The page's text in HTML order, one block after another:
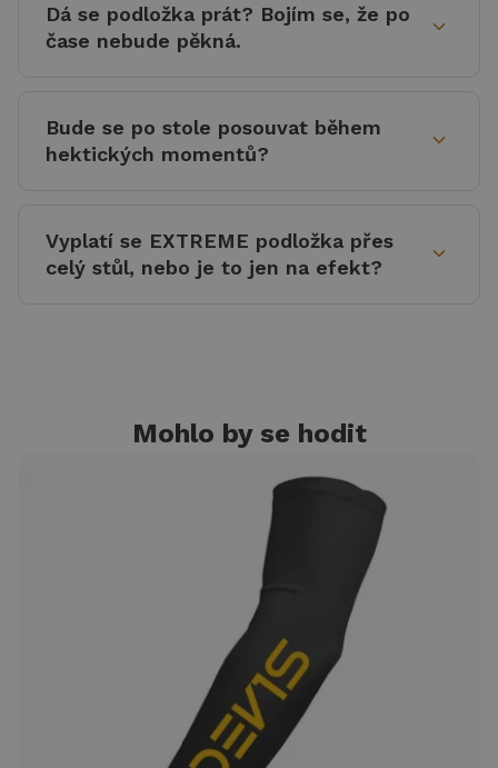
Dá se podložka prát? Bojím se, že po
čase nebude pěkná.
expand_more
Bude se po stole posouvat během
hektických momentů?
expand_more
Vyplatí se EXTREME podložka přes
celý stůl, nebo je to jen na efekt?
expand_more
Mohlo by se hodit